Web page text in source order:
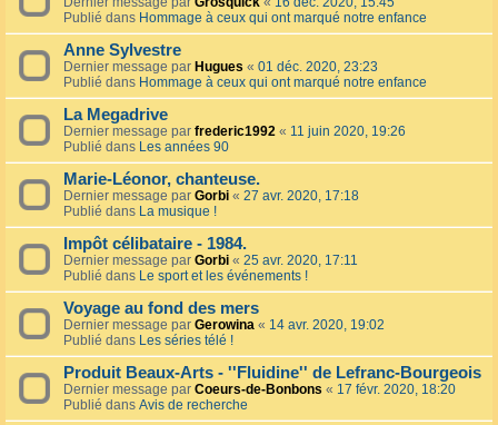
Publié dans Hommage à ceux qui ont marqué notre enfance
Anne Sylvestre
Dernier message par Hugues « 01 déc. 2020, 23:23
Publié dans Hommage à ceux qui ont marqué notre enfance
La Megadrive
Dernier message par frederic1992 « 11 juin 2020, 19:26
Publié dans Les années 90
Marie-Léonor, chanteuse.
Dernier message par Gorbi « 27 avr. 2020, 17:18
Publié dans La musique !
Impôt célibataire - 1984.
Dernier message par Gorbi « 25 avr. 2020, 17:11
Publié dans Le sport et les événements !
Voyage au fond des mers
Dernier message par Gerowina « 14 avr. 2020, 19:02
Publié dans Les séries télé !
Produit Beaux-Arts - ''Fluidine'' de Lefranc-Bourgeois
Dernier message par Coeurs-de-Bonbons « 17 févr. 2020, 18:20
Publié dans Avis de recherche